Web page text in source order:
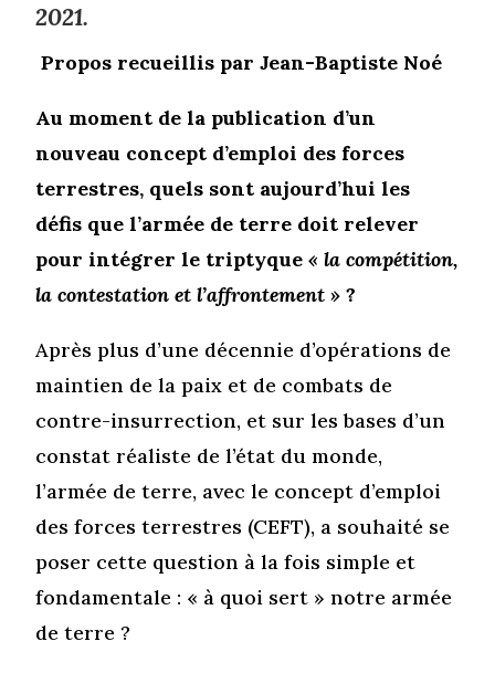
2021.
Propos recueillis par Jean-Baptiste Noé
Au moment de la publication d’un
nouveau concept d’emploi des forces
terrestres, quels sont aujourd’hui les
défis que l’armée de terre doit relever
pour intégrer le triptyque« la compétition,
la contestation et l’affrontement »?
Après plus d’une décennie d’opérations de
maintien de la paix et de combats de
contre-insurrection, et sur les bases d’un
constat réaliste de l’état du monde,
l’armée de terre, avec le concept d’emploi
des forces terrestres (CEFT), a souhaité se
poser cette question à la fois simple et
fondamentale : « à quoi sert » notre armée
de terre ?